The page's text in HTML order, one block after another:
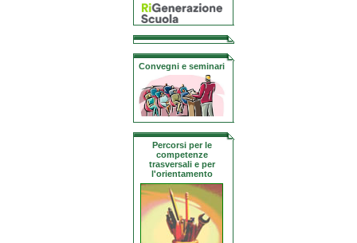
Convegni e seminari
Percorsi per le
competenze
trasversali e per
l'orientamento